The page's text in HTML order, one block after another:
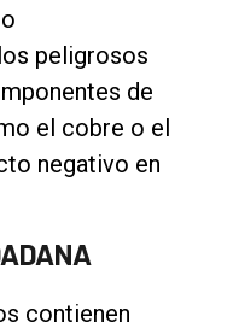
peligrosos
de
el cobre o el
negativo en
contienen